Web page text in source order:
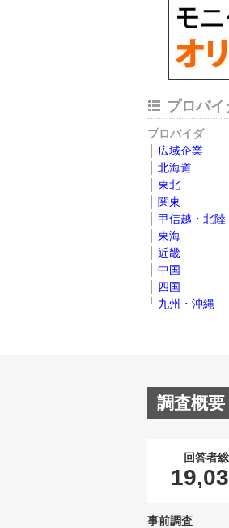
プロバ
プロバイダ
広域企業
北海道
東北
関東
甲信越・北陸
東海
近畿
中国
四国
九州・沖縄
調査概要
回答者
事前調査